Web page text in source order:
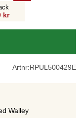
kr
Artnr:RPUL500429E
Walley